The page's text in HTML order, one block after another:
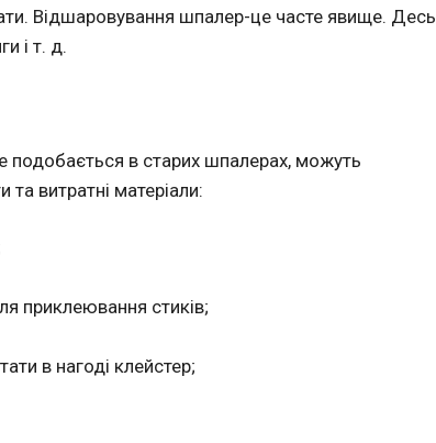
Відшаровування шпалер-це часте явище. Десь
і т. д.
в старих шпалерах, можуть
та витратні матеріали:
приклеювання стиків;
в нагоді клейстер;